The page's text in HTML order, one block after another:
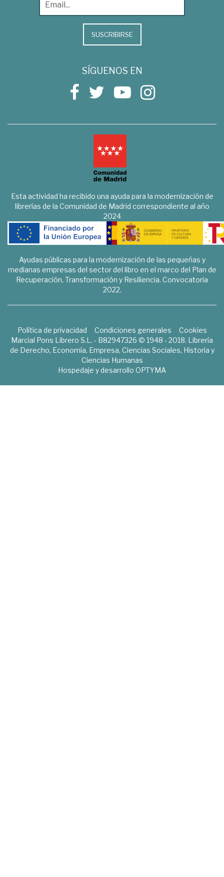
SUSCRIBIRSE
SÍGUENOS EN
Esta actividad ha recibido una ayuda para la modernización de
librerías de la Comunidad de Madrid correspondiente al año
2024
Ayudas públicas para la modernización de las pequeñas y
medianas empresas del sector del libro en el marco del Plan de
Recuperación, Transformación y Resiliencia. Convocatoria
2022.
Política de privacidad Condiciones generales
Cookies
Marcial Pons Librero S.L. - B82947326 © 1948 - 2018. Librería
de Derecho, Economía, Empresa, Ciencias Sociales, Historia y
Ciencias Humanas
Hospedaje y desarrollo OPTYMA